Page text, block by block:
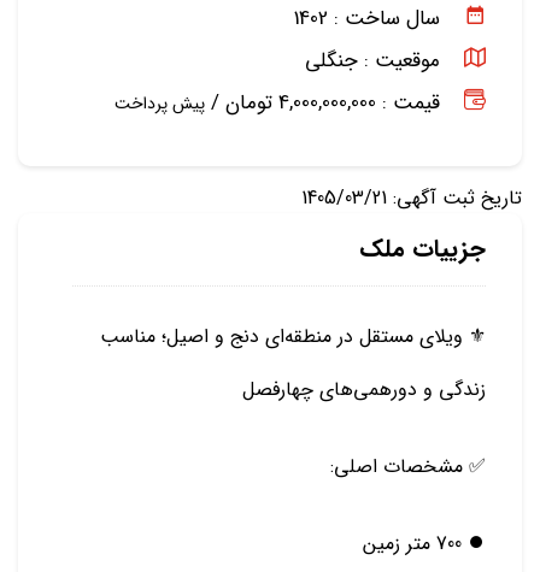
سال ساخت : 1402
موقعیت : جنگلی
قیمت : 4,000,000,000 تومان /
پیش پرداخت
تاریخ ثبت آگهی: 1405/03/21
جزییات ملک
⚜️ ویلای مستقل در منطقه‌ای دنج و اصیل؛ مناسب
زندگی و دورهمی‌های چهارفصل
✅ مشخصات اصلی:
⏺️ 700 متر زمین